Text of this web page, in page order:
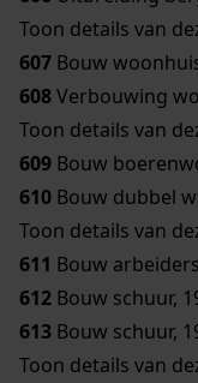
Toon details van
607 Bouw
608Verbouwing
Toon details van
609 Bouw
610 Bouw dubbel
Toon details van
611 Bouw
612 Bouw schuur,
613 Bouw schuur,
Toon details van